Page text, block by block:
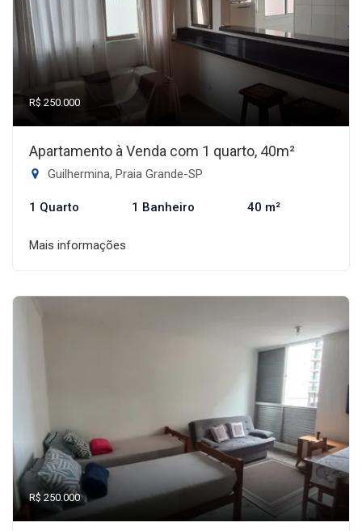
R$ 250.000
Apartamento à Venda com 1 quarto, 40m²
Guilhermina, Praia Grande-SP
1 Quarto 1 Banheiro 40 m²
Mais informações
R$ 250.000